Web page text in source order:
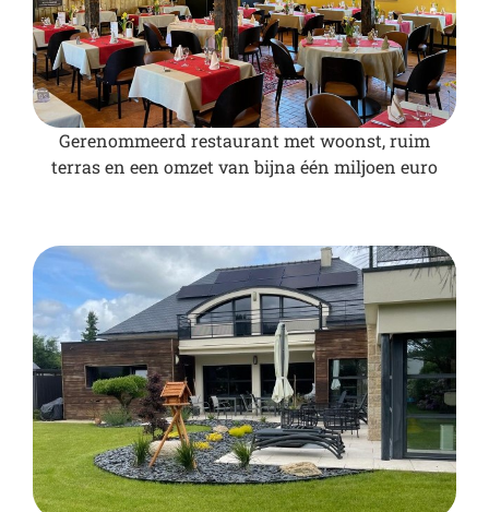
Gerenommeerd restaurant met woonst, ruim
terras en een omzet van bijna één miljoen euro